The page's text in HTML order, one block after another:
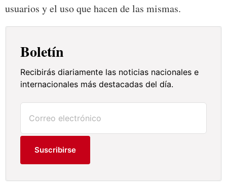
usuarios y el uso que hacen de las mismas.
Boletín
Recibirás diariamente las noticias nacionales e
internacionales más destacadas del día.
Suscribirse